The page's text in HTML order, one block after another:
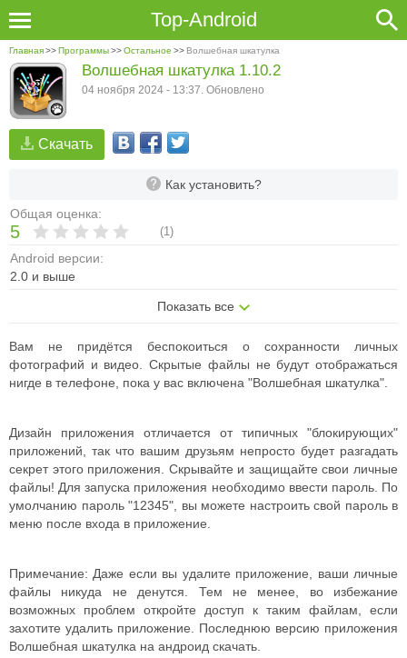
Top-Android
Главная>>Программы>>Остальное >> Волшебная шкатулка
Скачать
Как установить?
Общая оценка:
5 (1)
Android версии:
2.0 и выше
Показать все
Волшебная шкатулка 1.10.2
04 ноября 2024 - 13:37. Обновлено
Вам не придётся беспокоиться о сохранности личных
фотографий и видео. Скрытые файлы не будут отображаться
нигде в телефоне, пока у вас включена "Волшебная шкатулка".
Дизайн приложения отличается от типичных "блокирующих"
приложений, так что вашим друзьям непросто будет разгадать
секрет этого приложения. Скрывайте и защищайте свои личные
файлы! Для запуска приложения необходимо ввести пароль. По
умолчанию пароль "12345", вы можете настроить свой пароль в
меню после входа в приложение.
Примечание: Даже если вы удалите приложение, ваши личные
файлы никуда не денутся. Тем не менее, во избежание
возможных проблем откройте доступ к таким файлам, если
захотите удалить приложение. Последнюю версию приложения
Волшебная шкатулка на андроид скачать.